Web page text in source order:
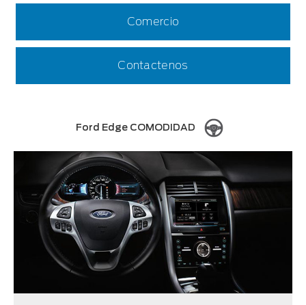
Comercio
Contactenos
Ford Edge COMODIDAD